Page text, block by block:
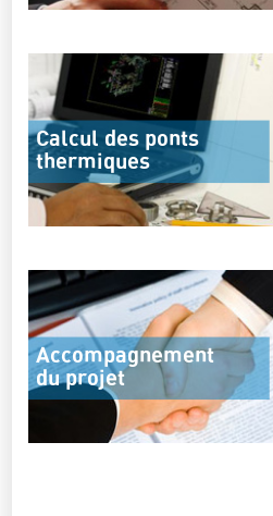
Calcul des ponts
thermiques
Accompagnement
du projet